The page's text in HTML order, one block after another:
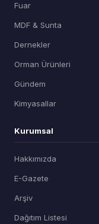
Fuar
MDF & Sunta
Dernekler
Orman Ürünleri
Gündem
Kimyasallar
Kurumsal
Hakkımızda
E-Gazete
Arşiv
Dağıtım Listesi